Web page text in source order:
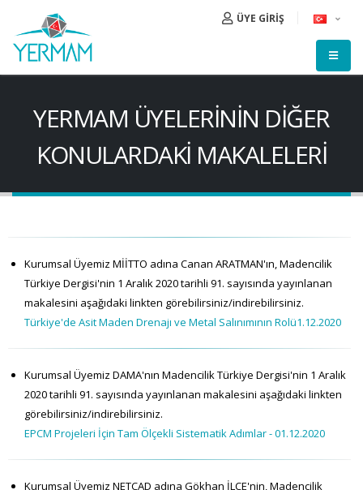
ÜYE GİRİŞ
YERMAM ÜYELERININ DIĞER
KONULARDAKI MAKALELERI
Kurumsal Üyemiz MİİTTO adına Canan ARATMAN'ın, Madencilik
Türkiye Dergisi'nin 1 Aralık 2020 tarihli 91. sayısında yayınlanan
makalesini aşağıdaki linkten görebilirsiniz/indirebilirsiniz.
Türkiye'de Asit Maden Drenajı ve Metal Salınımının Rolü1.12.2020
Kurumsal Üyemiz DAMA'nın Madencilik Türkiye Dergisi'nin 1 Aralık
2020 tarihli 91. sayısında yayınlanan makalesini aşağıdaki linkten
görebilirsiniz/indirebilirsiniz.
EPCM Projeleri İçin Tam Ölçekli Sistematik Adımlar - 01.12.2020
Kurumsal Üyemiz NETCAD adına Gökhan İLÇE'nin, Madencilik